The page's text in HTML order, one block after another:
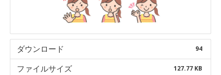
ダウンロード 94
ファイルサイズ 127.77 KB